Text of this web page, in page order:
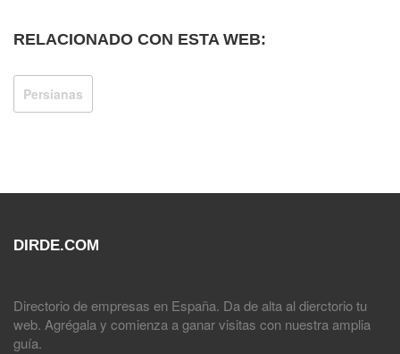
RELACIONADO CON ESTA WEB:
Persianas
DIRDE.COM
Directorio de empresas en España. Da de alta al dierctorio tu
web. Agrégala y comienza a ganar visitas con nuestra amplia
guía.